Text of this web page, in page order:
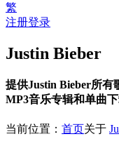
繁
注册登录
Justin Bieber
提供Justin Bieber所有
MP3音乐专辑和单曲下
当前位置： 首页关于